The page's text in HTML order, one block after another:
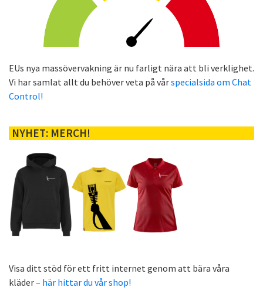
EUs nya massövervakning är nu farligt nära att bli verklighet.
Vi har samlat allt du behöver veta på vårspecialsida om Chat
Control!
NYHET: MERCH!
Visa ditt stöd för ett fritt internet genom att bära våra
kläder – här hittar du vår shop!